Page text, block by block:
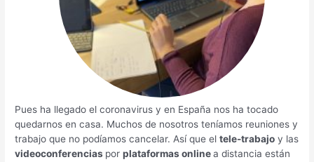
Pues ha llegado el coronavirus y en España nos ha tocado
quedarnos en casa. Muchos de nosotros teníamos reuniones y
trabajo que no podíamos cancelar. Así que eltele-trabajo y las
videoconferencias porplataformas onlinea distancia están